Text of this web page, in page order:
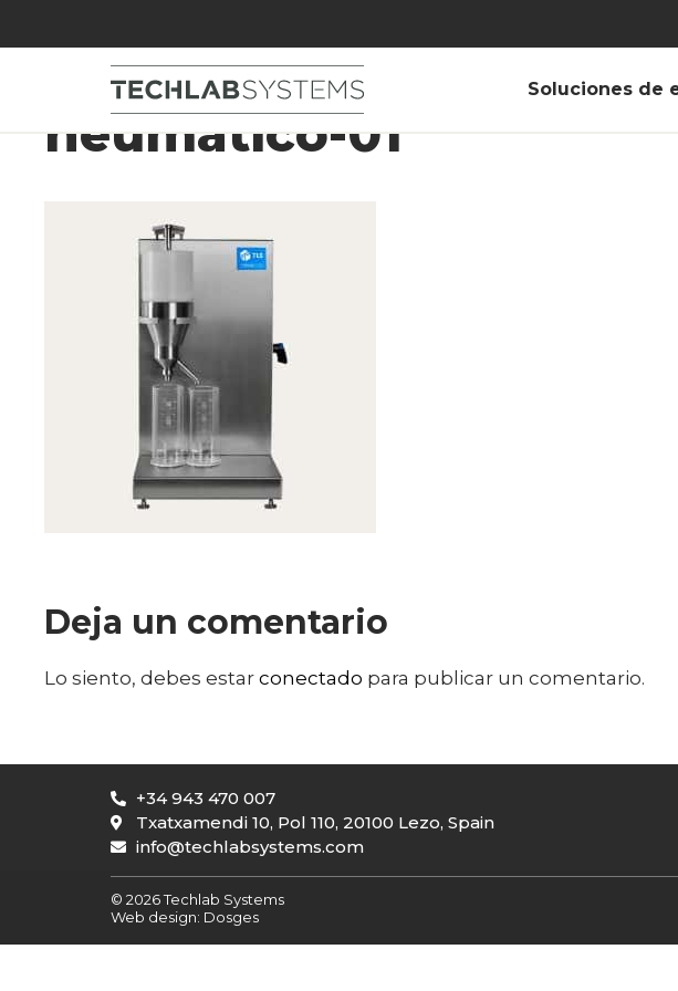
Soluciones de
SR1-Medidor-grado-
neumatico-01
Deja un comentario
Lo siento, debes estar conectado para publicar un comentario.
+34 943 470 007
Txatxamendi 10, Pol 110, 20100 Lezo, Spain
info@techlabsystems.com
© 2026 Techlab Systems
Web design: Dosges